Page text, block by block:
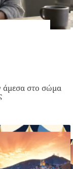
άμεσα στο σώμα